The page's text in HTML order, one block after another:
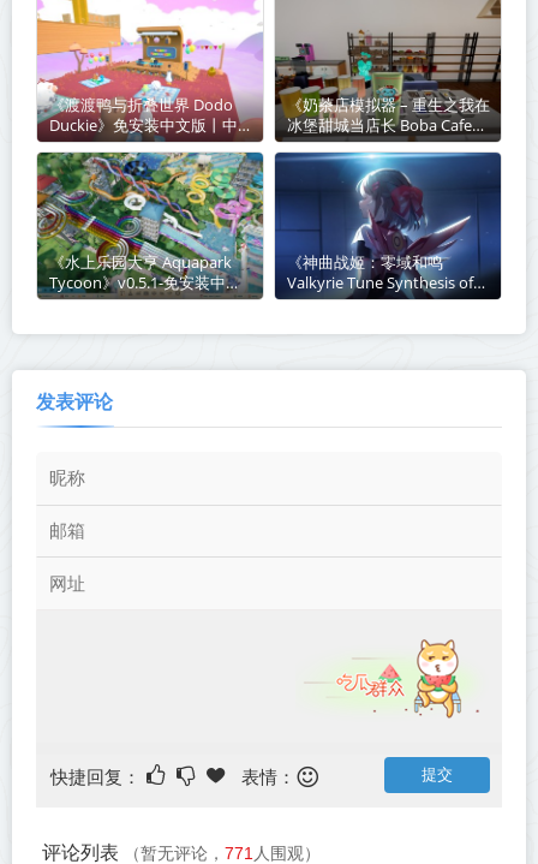
《渡渡鸭与折叠世界 Dodo
Duckie》免安装中文版丨中
文版网盘下载
《奶茶店模拟器 – 重生之我在
冰堡甜城当店长 Boba Cafe
Simulator》v1.034-免安装中
文版丨中文版网盘下载
《水上乐园大亨 Aquapark
Tycoon》v0.5.1-免安装中文
版丨中文版网盘下载
《神曲战姬：零域和鸣
Valkyrie Tune Synthesis of
Souls》Build.23850624-免安
发表评论
快捷回复： 表情：
评论列表 （暂无评论， 771 人围观）